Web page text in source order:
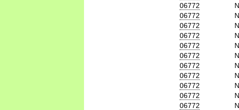
06772
06772
06772
06772
06772
06772
06772
06772
06772
06772
06772